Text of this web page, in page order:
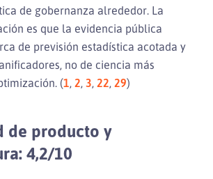
de gobernanza alrededor. La
es que la evidencia pública
de previsión estadística acotada y
no de ciencia más
(1, 2, 3, 22, 29)
de producto y
4,2/10